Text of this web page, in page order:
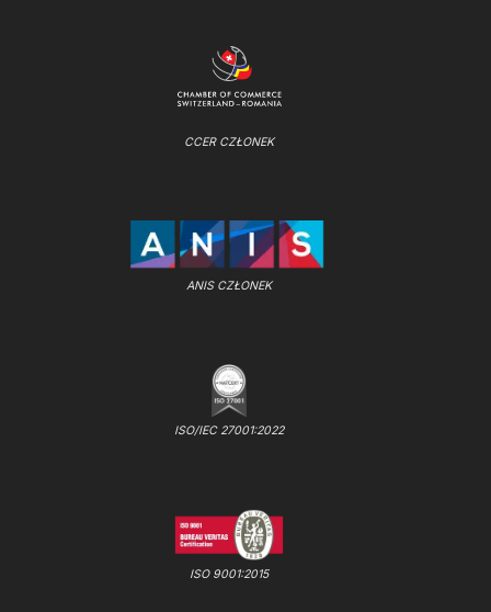
CCER CZŁONEK
ANIS CZŁONEK
ISO/IEC 27001:2022
ISO 9001:2015